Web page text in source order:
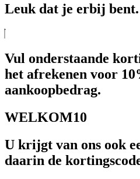
Leuk dat je erbij bent.
Vul onderstaande
het afrekenen voor
aankoopbedrag.
WELKOM10
U krijgt van ons ook
daarin de